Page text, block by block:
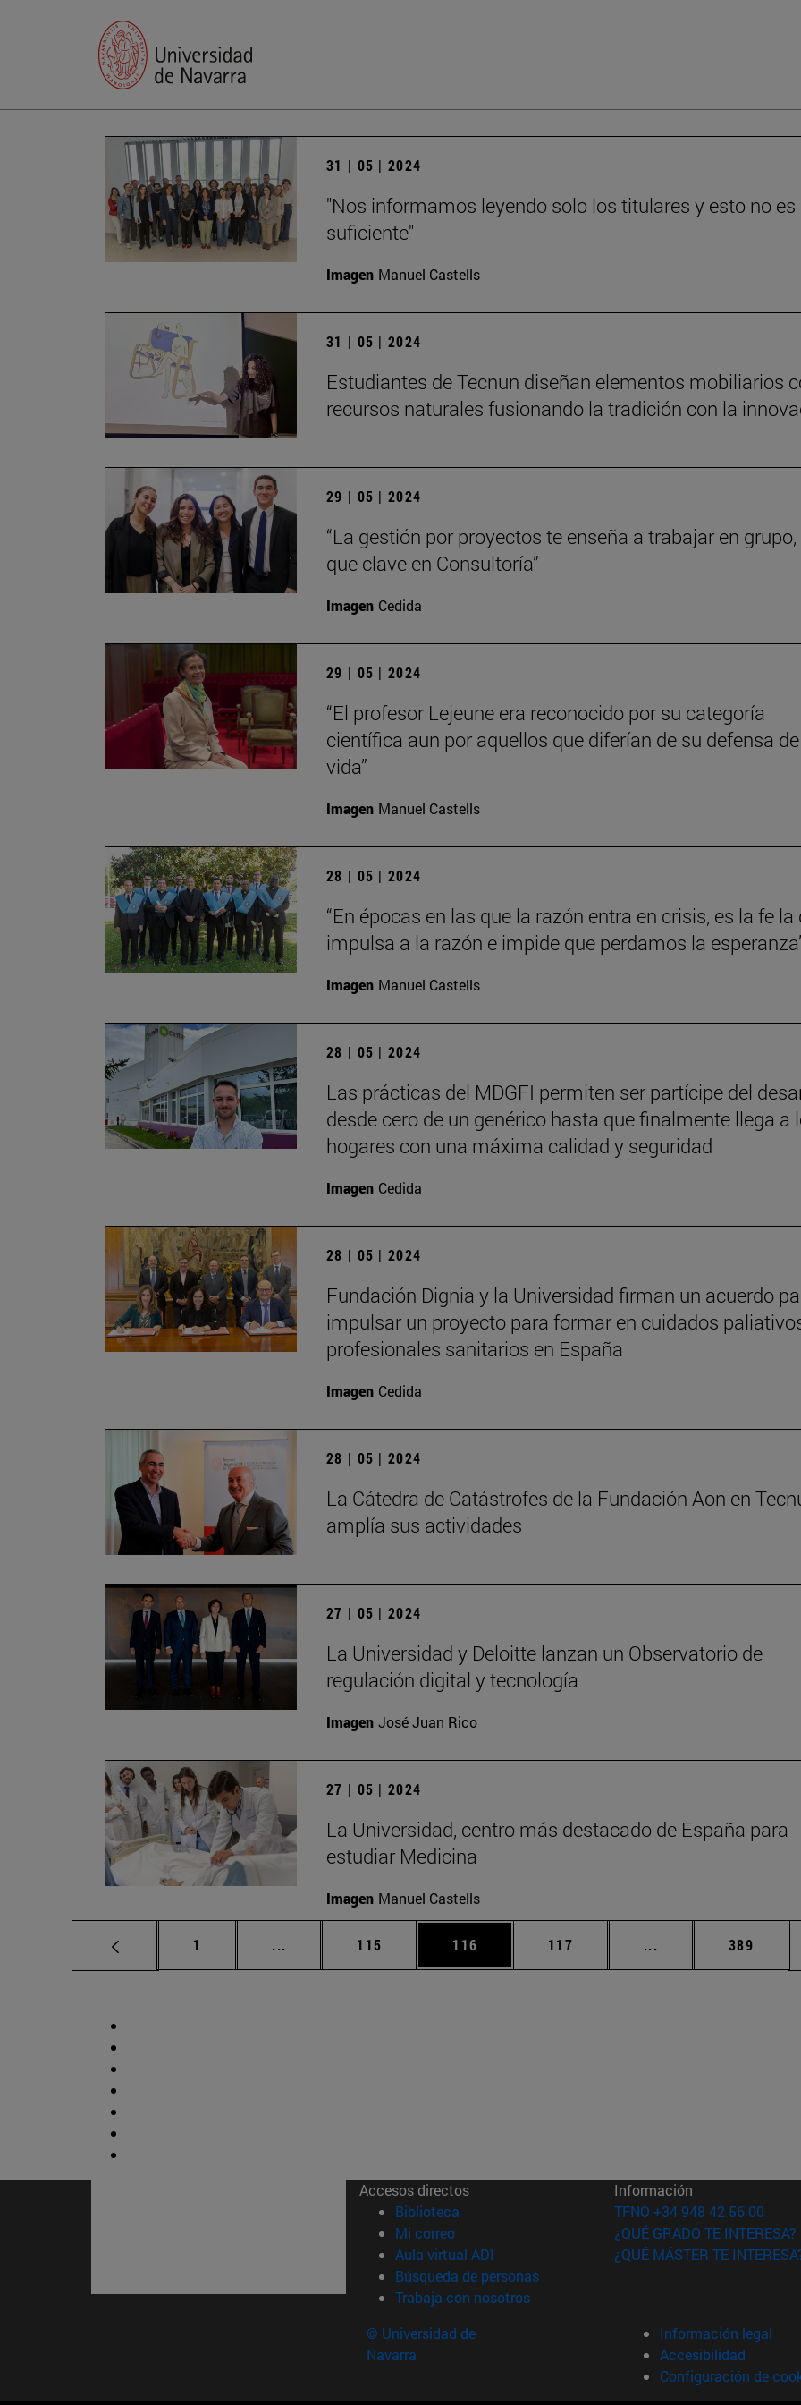
31 | 05 | 2024
"Nos informamos leyendo solo los titulares y esto no es
suficiente"
Imagen Manuel Castells
31 | 05 | 2024
Estudiantes de Tecnun diseñan elementos mobiliarios
recursos naturales fusionando la tradición con la
29 | 05 | 2024
“La gestión por proyectos te enseña a trabajar en
que clave en Consultoría”
Imagen Cedida
29 | 05 | 2024
“El profesor Lejeune era reconocido por su categoría
científica aun por aquellos que diferían de su defensa
vida”
Imagen Manuel Castells
28 | 05 | 2024
“En épocas en las que la razón entra en crisis, es la fe la
impulsa a la razón e impide que perdamos la
Imagen Manuel Castells
28 | 05 | 2024
Las prácticas del MDGFI permiten ser partícipe del
desde cero de un genérico hasta que finalmente llega a
hogares con una máxima calidad y seguridad
Imagen Cedida
28 | 05 | 2024
Fundación Dignia y la Universidad firman un acuerdo
impulsar un proyecto para formar en cuidados
profesionales sanitarios en España
Imagen Cedida
28 | 05 | 2024
La Cátedra de Catástrofes de la Fundación Aon en
amplía sus actividades
27 | 05 | 2024
La Universidad y Deloitte lanzan un Observatorio de
regulación digital y tecnología
Imagen José Juan Rico
27 | 05 | 2024
La Universidad, centro más destacado de España para
estudiar Medicina
Imagen Manuel Castells
Página
1 ... Páginas intermedias Use TAB para desplazarse.
Página
115 Página
116 Página
117 ... Páginas intermedias
Página
389
Accesos directos
Biblioteca (abre en nueva ventana)
Mi correo(abre en nueva ventana)
Aula virtual ADI (abre en nueva ventana)
Búsqueda de personas(abre en nueva ventana)
Trabaja con nosotros(abre en nueva ventana)
Información
TFNO +34 948 42 56 00
¿QUÉ GRADO TE INTERESA?
¿QUÉ MÁSTER TE
© Universidad de
Navarra
Información legal
Accesibilidad
Configuración de